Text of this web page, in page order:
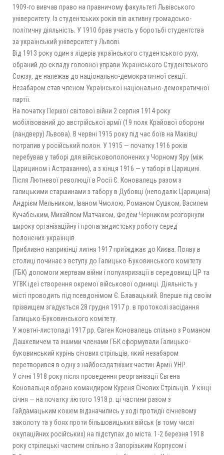
1909-го вивчав право на правничому факультеті Львівського
університету. Із студентських років вів активну громадсько-
політичну діяльність. У 1910 брав участь у боротьбі студентства
за український університет у Львові.
Від 1913 року один з лідерів українського студентського руху,
обраний до складу головної управи Українського Студентського
Союзу, де належав до національно-демократичної секції.
Незабаром став членом Української національно-демократичної
партії.
На початку Першої світової війни 2 серпня 1914 року
мобілізований до австрійської армії (19 полк Крайової оборони
(ландверу) Львова). В червні 1915 року під час боїв на Маківці
потрапив у російський полон. У 1915 — початку 1916 років
перебував у таборі для військовополонених у Чорному Яру (між
Царицином і Астраханню), а з кінця 1916 — у таборі в Царицині.
Після Лютневої революції в Росії Є. Коновалець разом з
галицькими старшинами з табору в Дубовці (неподалік Царицина)
Андрієм Мельником, Іваном Чмолою, Романом Сушком, Василем
Кучабським, Михайлом Матчаком, Федем Черником розгорнули
широку організаційну і пропагандистську роботу серед
полонених-українців.
Приблизно наприкінці липня 1917 приїжджає до Києва. Появу в
столиці починає з вступу до Галицько-Буковинського комітету
(ГБК) допомоги жертвам війни і популяризації в середовищі ЦР та
УГВК ідеї створення окремої військової одиниці. Діяльність у
місті проводить під псевдонімом Є. Блавацький. Вперше під своїм
прізвищем згадується 28 грудня 1917 р. в протоколі засідання
Галицько-Буковинського комітету.
У жовтні-листопаді 1917 рр. Євген Коновалець спільно з Романом
Дашкевичем та іншими членами ГБК сформували Галицько-
буковинський курінь січових стрільців, який незабаром
перетворився в одну з найбоєздатніших частин Армії УНР.
У січні 1918 року після проведення реорганізації Євгена
Коновальця обрано командиром Куреня Січових Стрільців. У кінці
січня — на початку лютого 1918 р. ці частини разом з
Гайдамацьким кошем відзначились у ході протидії січневому
заколоту та у боях проти більшовицьких військ (в тому числі
окупаційних російських) на підступах до міста. 1-2 березня 1918
року стрілецькі частини спільно з Запорізьким Корпусом і